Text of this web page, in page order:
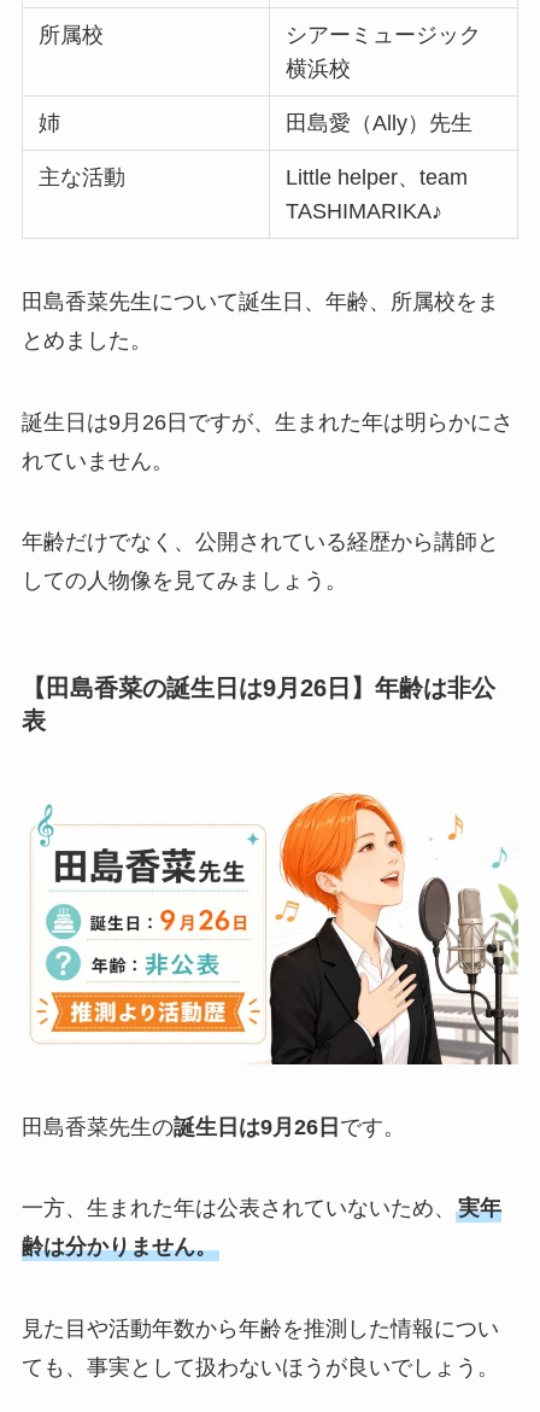
所属校
シアーミュージック
横浜校
姉 田島愛（Ally）先生
主な活動
Little helper、team
TASHIMARIKA♪
田島香菜先生について誕生日、年齢、所属校をま
とめました。
誕生日は9月26日ですが、生まれた年は明らかにさ
れていません。
年齢だけでなく、公開されている経歴から講師と
しての人物像を見てみましょう。
【田島香菜の誕生日は9月26日】年齢は非公
表
田島香菜先生の誕生日は9月26日 です。
一方、生まれた年は公表されていないため、 実年
齢は分かりません。
見た目や活動年数から年齢を推測した情報につい
ても、事実として扱わないほうが良いでしょう。